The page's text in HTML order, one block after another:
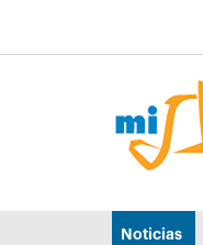
Ir al menú principal
Noticias